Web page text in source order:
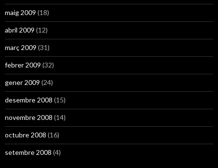
maig 2009 (18)
abril 2009 (12)
març 2009 (31)
febrer 2009 (32)
gener 2009 (24)
desembre 2008 (15)
novembre 2008 (14)
octubre 2008 (16)
setembre 2008 (4)